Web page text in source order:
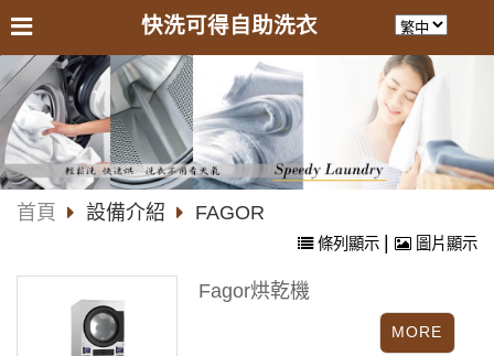
快洗可得自助洗衣
首頁 設備介紹 FAGOR
條列顯示 | 圖片顯示
Fagor烘乾機